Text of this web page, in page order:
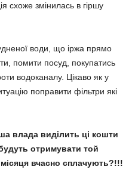
схоже змінилась в гіршу
води, що іржа прямо
помити посуд, покупатись
водоканалу. Цікаво як у
поправити фільтри які
влада виділить ці кошти
отримувати той
вчасно сплачують?!!!